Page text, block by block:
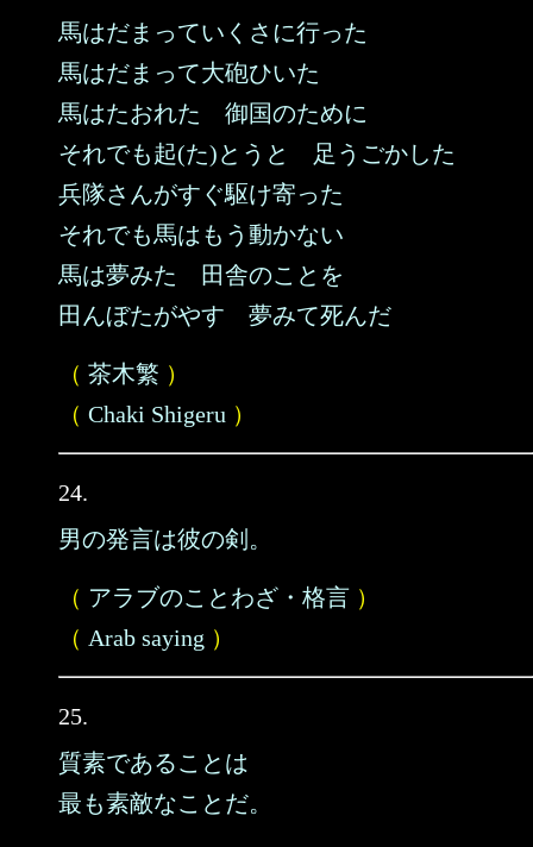
馬はだまっていくさに行った
馬はだまって大砲ひいた
馬はたおれた 御国のために
それでも起(た)とうと 足うごかした
兵隊さんがすぐ駆け寄った
それでも馬はもう動かない
馬は夢みた 田舎のことを
田んぼたがやす 夢みて死んだ
（ 茶木繁 ）
（ Chaki Shigeru ）
24.
男の発言は彼の剣。
（ アラブのことわざ・格言 ）
（ Arab saying ）
25.
質素であることは
最も素敵なことだ。